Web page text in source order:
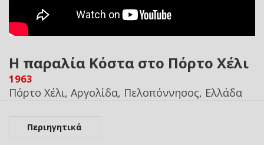
Η παραλία Κόστα στο Πόρτο Χέλι
1963
Πόρτο Χέλι, Αργολίδα, Πελοπόννησος, Ελλάδα
Περιηγητικά